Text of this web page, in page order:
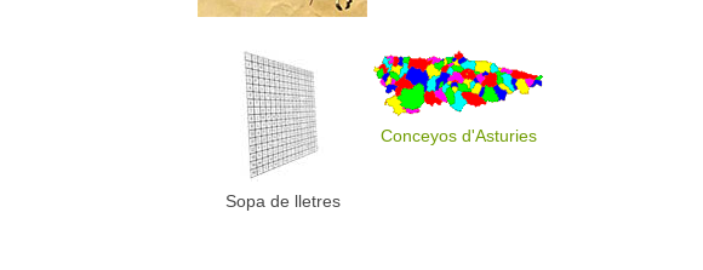
Sopa de lletres
Conceyos d'Asturies